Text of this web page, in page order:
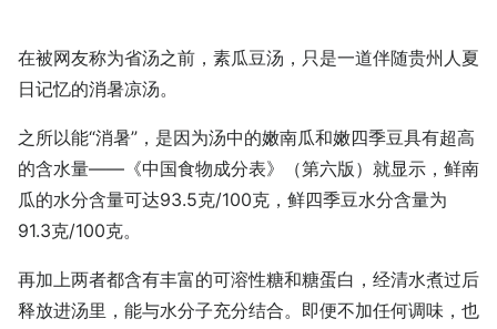
在被网友称为省汤之前，素瓜豆汤，只是一道伴随贵州人夏
日记忆的消暑凉汤。
之所以能“消暑”，是因为汤中的嫩南瓜和嫩四季豆具有超高
的含水量——《中国食物成分表》（第六版）就显示，鲜南
瓜的水分含量可达93.5克/100克，鲜四季豆水分含量为
91.3克/100克。
再加上两者都含有丰富的可溶性糖和糖蛋白，经清水煮过后
释放进汤里，能与水分子充分结合。即便不加任何调味，也